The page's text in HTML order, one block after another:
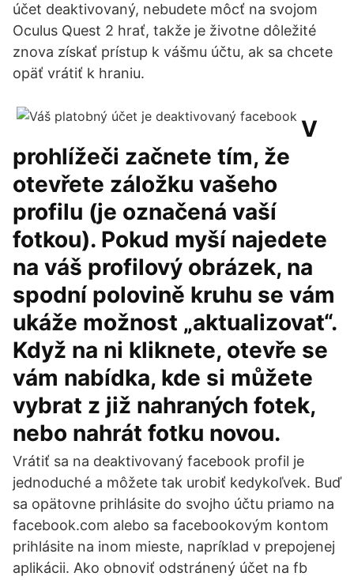
účet deaktivovaný, nebudete môcť na svojom
Oculus Quest 2 hrať, takže je životne dôležité
znova získať prístup k vášmu účtu, ak sa chcete
opäť vrátiť k hraniu.
V
prohlížeči začnete tím, že
otevřete záložku vašeho
profilu (je označená vaší
fotkou). Pokud myší najedete
na váš profilový obrázek, na
spodní polovině kruhu se vám
ukáže možnost „aktualizovat“.
Když na ni kliknete, otevře se
vám nabídka, kde si můžete
vybrat z již nahraných fotek,
nebo nahrát fotku novou.
Vrátiť sa na deaktivovaný facebook profil je
jednoduché a môžete tak urobiť kedykoľvek. Buď
sa opätovne prihlásite do svojho účtu priamo na
facebook.com alebo sa facebookovým kontom
prihlásite na inom mieste, napríklad v prepojenej
aplikácii. Ako obnoviť odstránený účet na fb